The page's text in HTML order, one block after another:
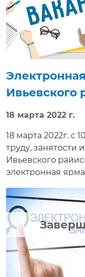
консультацию,
режиме
Ивьевского
18 марта 2022 г.
18 марта 2022г. с
труду, занятости
Ивьевского
электронная
граждане
путем онлайн-
ознакомиться с
организациях,
задать
резюме,